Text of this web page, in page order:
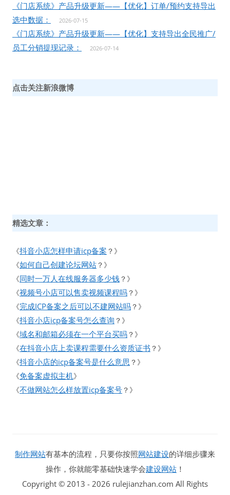
《门店系统》产品升级更新——【优化】订单/预约支持导出
选中数据：
2026-07-15
《门店系统》产品升级更新——【优化】支持导出全民推广/
员工分销提现记录：
2026-07-14
点击关注新浪微博
精选文章：
《抖音小店怎样申请icp备案 ？》
《如何自己创建论坛网站 ？》
《同时一万人在线服务器多少钱 ？》
《视频号小店可以售卖视频课程吗 ？》
《完成ICP备案之后可以不建网站吗 ？》
《抖音小店icp备案号怎么查询 ？》
《域名和邮箱必须在一个平台买吗 ？》
《在抖音小店上卖课程需要什么资质证书 ？》
《抖音小店的icp备案号是什么意思 ？》
《免备案虚拟主机》
《不做网站怎么样放置icp备案号 ？》
制作网站有基本的流程，只要你按照网站建设的详细步骤来
操作，你就能零基础快速学会建设网站 ！
Copyright © 2013 - 2026 rulejianzhan.com All Rights